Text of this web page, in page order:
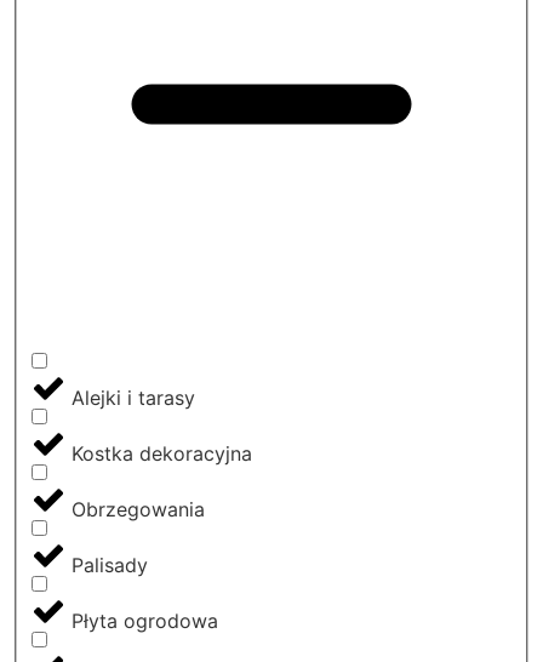
Alejki i tarasy
Kostka dekoracyjna
Obrzegowania
Palisady
Płyta ogrodowa